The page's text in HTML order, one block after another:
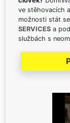
ve stěhovacích
možnosti stát
SERVICES a
službách s